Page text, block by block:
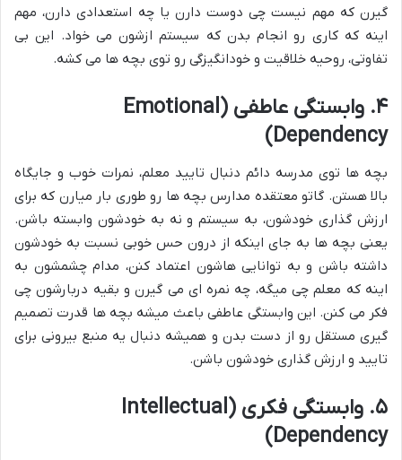
گیرن که مهم نیست چی دوست دارن یا چه استعدادی دارن، مهم
اینه که کاری رو انجام بدن که سیستم ازشون می خواد. این بی
تفاوتی، روحیه خلاقیت و خودانگیزگی رو توی بچه ها می کشه.
۴. وابستگی عاطفی (Emotional
Dependency)
بچه ها توی مدرسه دائم دنبال تایید معلم، نمرات خوب و جایگاه
بالا هستن. گاتو معتقده مدارس بچه ها رو طوری بار میارن که برای
ارزش گذاری خودشون، به سیستم و نه به خودشون وابسته باشن.
یعنی بچه ها به جای اینکه از درون حس خوبی نسبت به خودشون
داشته باشن و به توانایی هاشون اعتماد کنن، مدام چشمشون به
اینه که معلم چی میگه، چه نمره ای می گیرن و بقیه دربارشون چی
فکر می کنن. این وابستگی عاطفی باعث میشه بچه ها قدرت تصمیم
گیری مستقل رو از دست بدن و همیشه دنبال یه منبع بیرونی برای
تایید و ارزش گذاری خودشون باشن.
۵. وابستگی فکری (Intellectual
Dependency)